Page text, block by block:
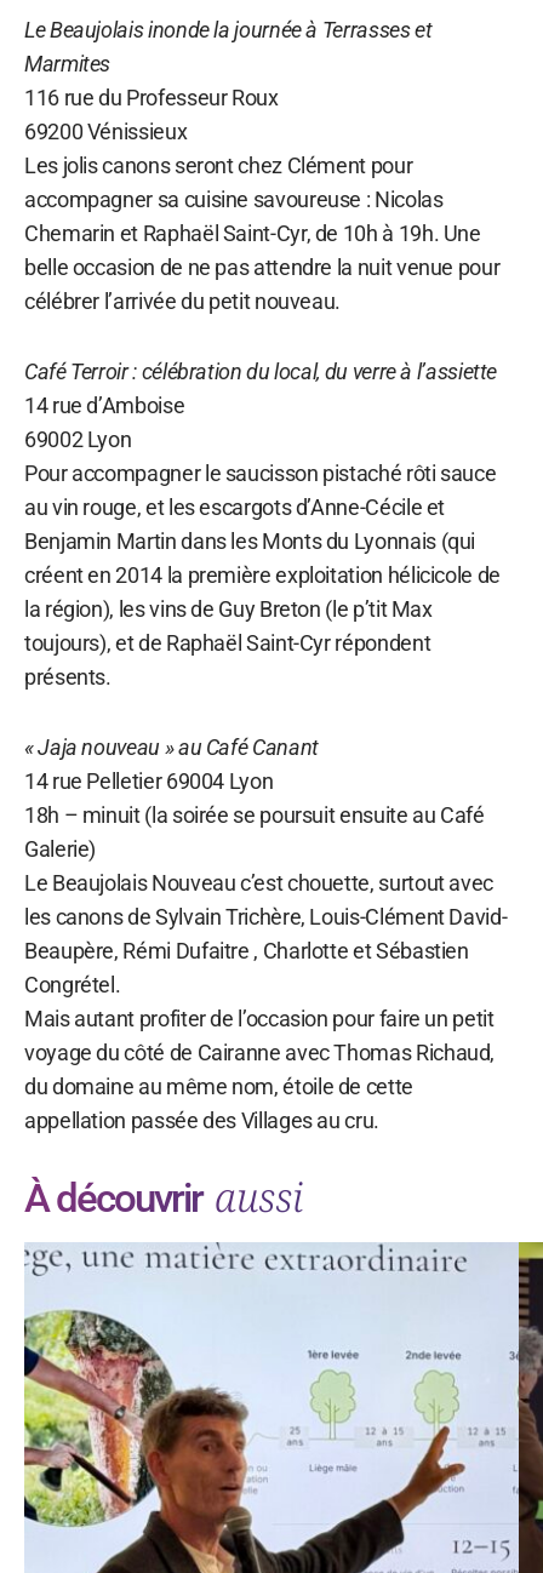
Le Beaujolais inonde la journée à Terrasses et
Marmites
116 rue du Professeur Roux
69200 Vénissieux
Les jolis canons seront chez Clément pour
accompagner sa cuisine savoureuse : Nicolas
Chemarin et Raphaël Saint-Cyr, de 10h à 19h. Une
belle occasion de ne pas attendre la nuit venue pour
célébrer l’arrivée du petit nouveau.
Café Terroir : célébration du local, du verre à l’assiette
14 rue d’Amboise
69002 Lyon
Pour accompagner le saucisson pistaché rôti sauce
au vin rouge, et les escargots d’Anne-Cécile et
Benjamin Martin dans les Monts du Lyonnais (qui
créent en 2014 la première exploitation hélicicole de
la région), les vins de Guy Breton (le p’tit Max
toujours), et de Raphaël Saint-Cyr répondent
présents.
« Jaja nouveau » au Café Canant
14 rue Pelletier 69004 Lyon
18h – minuit (la soirée se poursuit ensuite au Café
Galerie)
Le Beaujolais Nouveau c’est chouette, surtout avec
les canons de Sylvain Trichère, Louis-Clément David-
Beaupère, Rémi Dufaitre , Charlotte et Sébastien
Congrétel.
Mais autant profiter de l’occasion pour faire un petit
voyage du côté de Cairanne avec Thomas Richaud,
du domaine au même nom, étoile de cette
appellation passée des Villages au cru.
À découvrir aussi